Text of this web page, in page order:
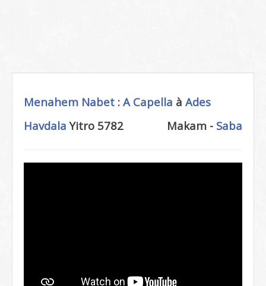
Menahem Nabet : A Capella à Ades
Havdala
Makam - Saba
Yitro 5782